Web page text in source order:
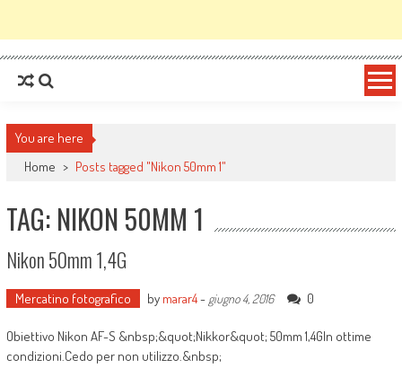
You are here
Home > Posts tagged "Nikon 50mm 1"
TAG: NIKON 50MM 1
Nikon 50mm 1,4G
Mercatino fotografico by marar4- giugno 4, 2016 0
Obiettivo Nikon AF-S &nbsp;&quot;Nikkor&quot; 50mm 1,4GIn ottime
condizioni.Cedo per non utilizzo.&nbsp;